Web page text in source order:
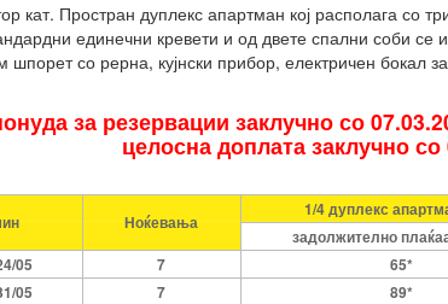
кат. Простран дуплекс апартман кој располага со
единечни кревети и од двете спални соби
со рерна, кујнски прибор, електричен бокал
за резервации заклучно со
целосна доплата заклучно со
Ноќевања
1/4 дуплекс
задолжително
05
7 65*
05
7 89*